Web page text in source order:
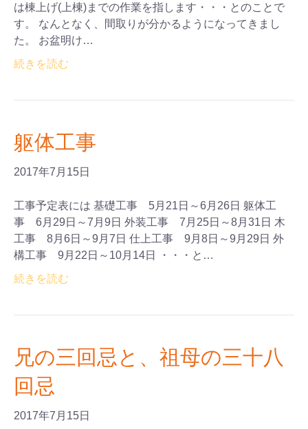
は棟上げ(上棟)までの作業を指します・・・とのことで
す。 なんとなく、間取りが分かるようになってきまし
た。 お盆明け…
続きを読む
躯体工事
2017年7月15日
工事予定表には 基礎工事 5月21日～6月26日 躯体工
事 6月29日～7月9日 外装工事 7月25日～8月31日 木
工事 8月6日～9月7日 仕上工事 9月8日～9月29日 外
構工事 9月22日～10月14日 ・・・と…
続きを読む
兄の三回忌と、祖母の三十八
回忌
2017年7月15日